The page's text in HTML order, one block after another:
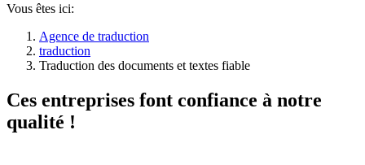
Vous êtes ici:
Agence de traduction
traduction
Traduction des documents et textes fiable
Ces entreprises font confiance à notre
qualité !